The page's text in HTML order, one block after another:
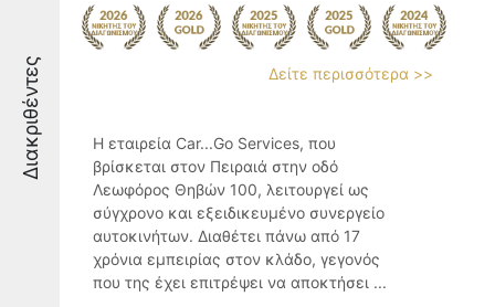
Διακριθέντες Δείτε περισσότερα >>
Η εταιρεία Car...Go Services, που
βρίσκεται στον Πειραιά στην οδό
Λεωφόρος Θηβών 100, λειτουργεί ως
σύγχρονο και εξειδικευμένο συνεργείο
αυτοκινήτων. Διαθέτει πάνω από 17
χρόνια εμπειρίας στον κλάδο, γεγονός
που της έχει επιτρέψει να αποκτήσει ...